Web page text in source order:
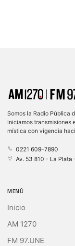
Somos la Radio Pública
Iniciamos transmisiones
mística con vigencia
0221 609-7890
Av. 53 810 - La Plata
MENÚ
Inicio
AM 1270
FM 97.UNE